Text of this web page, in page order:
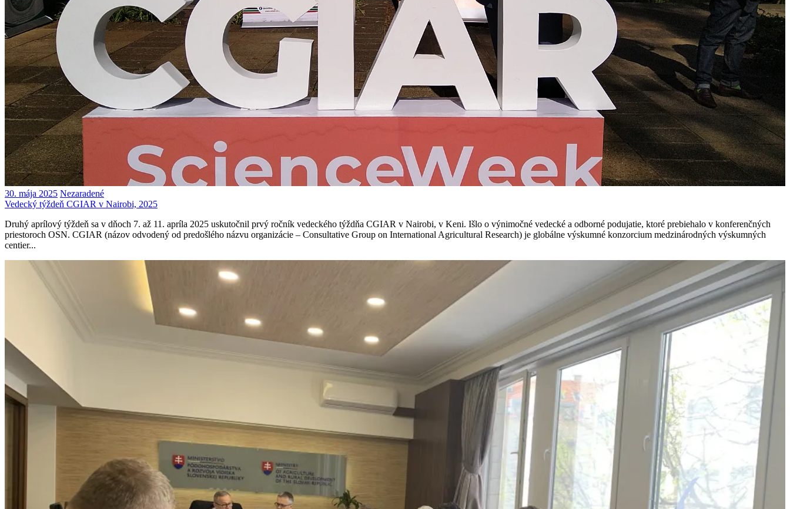
30. mája 2025 Nezaradené
Vedecký týždeň CGIAR v Nairobi, 2025
Druhý aprílový týždeň sa v dňoch 7. až 11. apríla 2025 uskutočnil prvý ročník vedeckého týždňa CGIAR v Nairobi, v Keni. Išlo o výnimočné vedecké a odborné podujatie, ktoré prebiehalo v konferenčných
priestoroch OSN. CGIAR (názov odvodený od predošlého názvu organizácie – Consultative Group on International Agricultural Research) je globálne výskumné konzorcium medzinárodných výskumných
centier...